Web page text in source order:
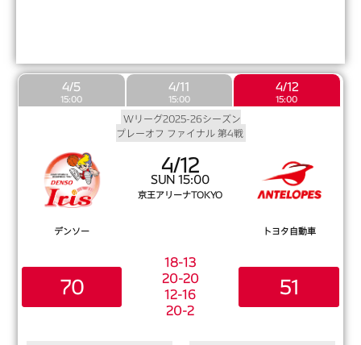
4/5
15:00
4/11
15:00
4/12
15:00
Wリーグ2025-26シーズン
プレーオフ ファイナル 第4戦
4/12
SUN 15:00
京王アリーナTOKYO
デンソー トヨタ自動車
70
18-13
20-20
12-16
20-2
51